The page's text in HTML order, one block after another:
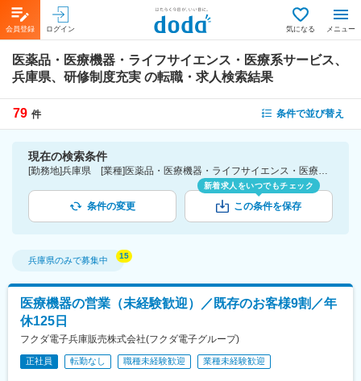
会員登録 ログイン 気になる メニュー
医薬品・医療機器・ライフサイエンス・医療系サービス、
兵庫県、研修制度充実 の転職・求人検索結果
79 件 条件で並び替え
現在の検索条件
[勤務地]兵庫県 [業種]医薬品・医療機器・ライフサイエンス・医療系サービス [詳細条件](待遇・福利厚生)研修制度充実
条件の変更
新着求人をいつでもチェック
この条件を保存
兵庫県のみで募集中
医療機器の営業（未経験歓迎）／既存のお客様9割／年
休125日
フクダ電子兵庫販売株式会社(フクダ電子グループ)
正社員 転勤なし 職種未経験歓迎 業種未経験歓迎